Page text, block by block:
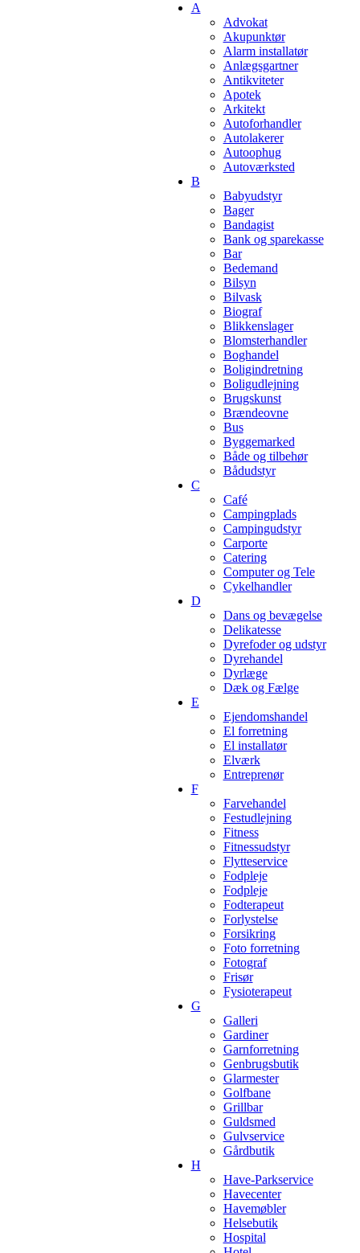
A
Advokat
Akupunktør
Alarm installatør
Anlægsgartner
Antikviteter
Apotek
Arkitekt
Autoforhandler
Autolakerer
Autoophug
Autoværksted
B
Babyudstyr
Bager
Bandagist
Bank og sparekasse
Bar
Bedemand
Bilsyn
Bilvask
Biograf
Blikkenslager
Blomsterhandler
Boghandel
Boligindretning
Boligudlejning
Brugskunst
Brændeovne
Bus
Byggemarked
Både og tilbehør
Bådudstyr
C
Café
Campingplads
Campingudstyr
Carporte
Catering
Computer og Tele
Cykelhandler
D
Dans og bevægelse
Delikatesse
Dyrefoder og udstyr
Dyrehandel
Dyrlæge
Dæk og Fælge
E
Ejendomshandel
El forretning
El installatør
Elværk
Entreprenør
F
Farvehandel
Festudlejning
Fitness
Fitnessudstyr
Flytteservice
Fodpleje
Fodpleje
Fodterapeut
Forlystelse
Forsikring
Foto forretning
Fotograf
Frisør
Fysioterapeut
G
Galleri
Gardiner
Garnforretning
Genbrugsbutik
Glarmester
Golfbane
Grillbar
Guldsmed
Gulvservice
Gårdbutik
H
Have-Parkservice
Havecenter
Havemøbler
Helsebutik
Hospital